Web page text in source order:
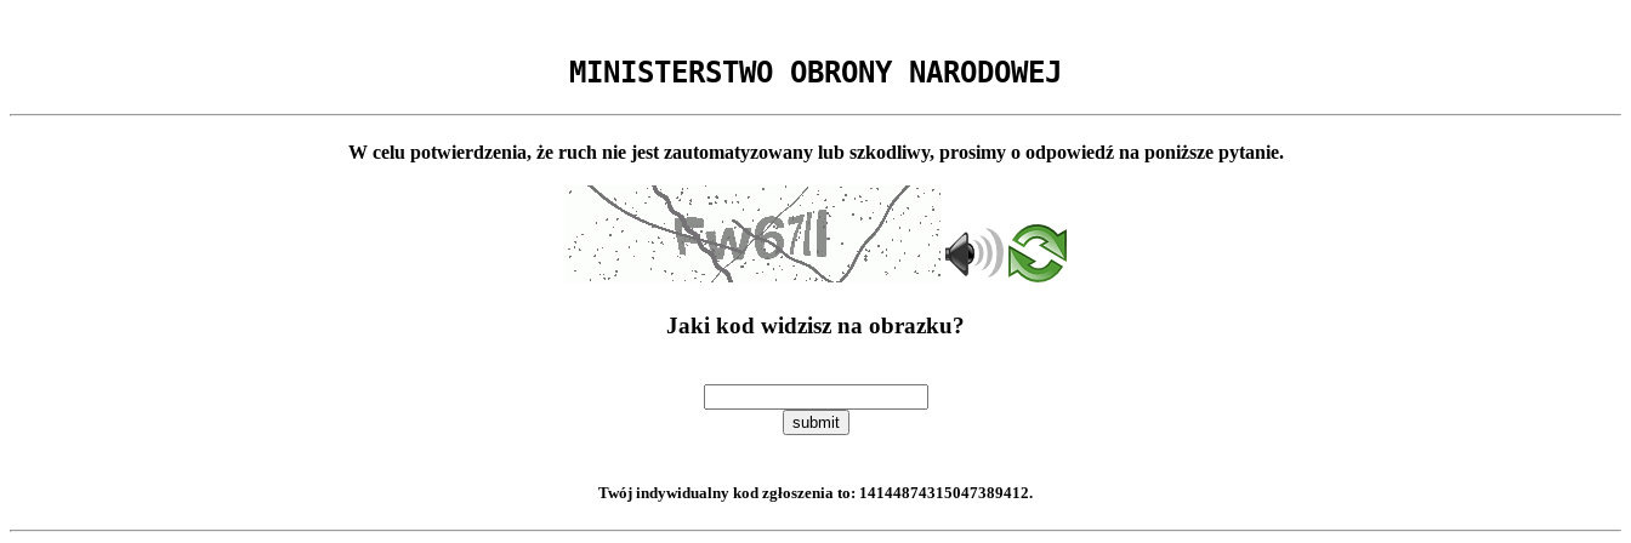
MINISTERSTWO OBRONY NARODOWEJ
W celu potwierdzenia, że ruch nie jest zautomatyzowany lub szkodliwy, prosimy o odpowiedź na poniższe pytanie.
Jaki kod widzisz na obrazku?
submit
Twój indywidualny kod zgłoszenia to: 14144874315047389412.